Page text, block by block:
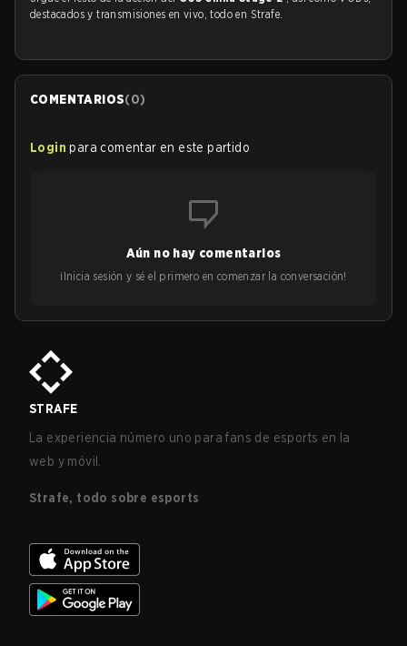
destacados y transmisiones en vivo, todo en Strafe.
COMENTARIOS(0)
Login para comentar en este partido
Aún no hay comentarios
¡Inicia sesión y sé el primero en comenzar la conversación!
STRAFE
La experiencia número uno para fans de esports en la
web y móvil.
Strafe, todo sobre esports